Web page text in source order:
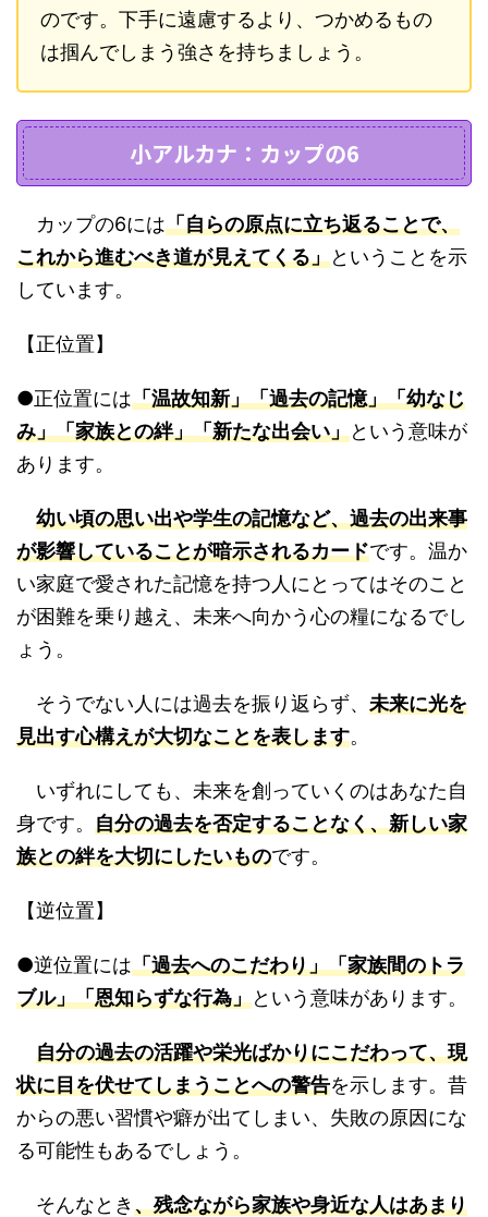
のです。下手に遠慮するより、つかめるもの
は掴んでしまう強さを持ちましょう。
小アルカナ：カップの6
カップの6には「自らの原点に立ち返ることで、
これから進むべき道が見えてくる」ということを示
しています。
【正位置】
●正位置には「温故知新」「過去の記憶」「幼なじ
み」「家族との絆」「新たな出会い」という意味が
あります。
幼い頃の思い出や学生の記憶など、過去の出来事
が影響していることが暗示されるカードです。温か
い家庭で愛された記憶を持つ人にとってはそのこと
が困難を乗り越え、未来へ向かう心の糧になるでし
ょう。
そうでない人には過去を振り返らず、 未来に光を
見出す心構えが大切なことを表します。
いずれにしても、未来を創っていくのはあなた自
身です。 自分の過去を否定することなく、新しい家
族との絆を大切にしたいものです。
【逆位置】
●逆位置には「過去へのこだわり」「家族間のトラ
ブル」「恩知らずな行為」という意味があります。
自分の過去の活躍や栄光ばかりにこだわって、現
状に目を伏せてしまうことへの警告を示します。昔
からの悪い習慣や癖が出てしまい、失敗の原因にな
る可能性もあるでしょう。
そんなとき、残念ながら家族や身近な人はあまり